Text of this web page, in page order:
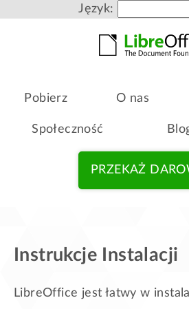
Język:
Pobierz O nas
Społeczność
PRZEKAŻ
Instrukcje Instalacji
LibreOffice jest łatwy w